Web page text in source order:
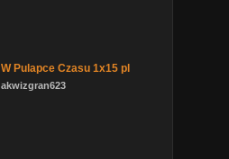
W Pulapce Czasu 1x15 pl
akwizgran623